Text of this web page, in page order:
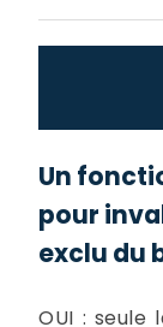
Un
pour
exclu du
OUI :